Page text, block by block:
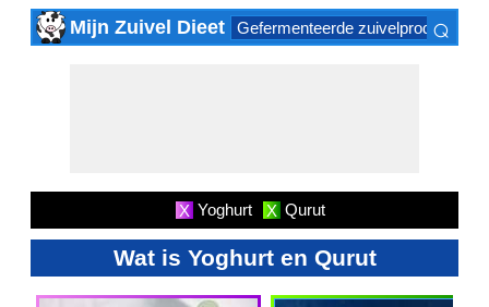
Mijn Zuivel Dieet Gefermenteerde zuivelproducten
⌕
X Yoghurt X Qurut
Wat is Yoghurt en Qurut